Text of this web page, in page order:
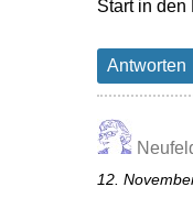
Start in den
Antworten
12.